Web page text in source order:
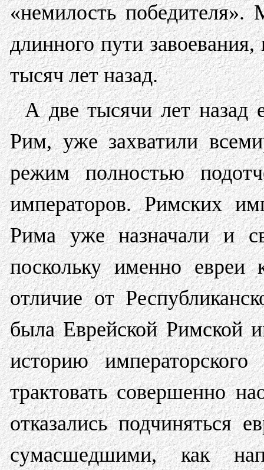
«немилость
длинного пути
тысяч лет назад.
А две тысячи лет назад
Рим, уже захватили
режим полностью
императоров. Римских
Рима уже назначали и
поскольку именно евреи
отличие от
была Еврейской Римской
историю
трактовать совершенно
отказались подчиняться
сумасшедшими, как